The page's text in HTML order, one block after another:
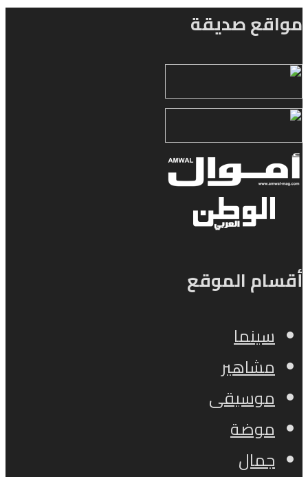
مواقع صديقة
أقسام الموقع
سينما
مشاهير
موسيقى
موضة
جمال